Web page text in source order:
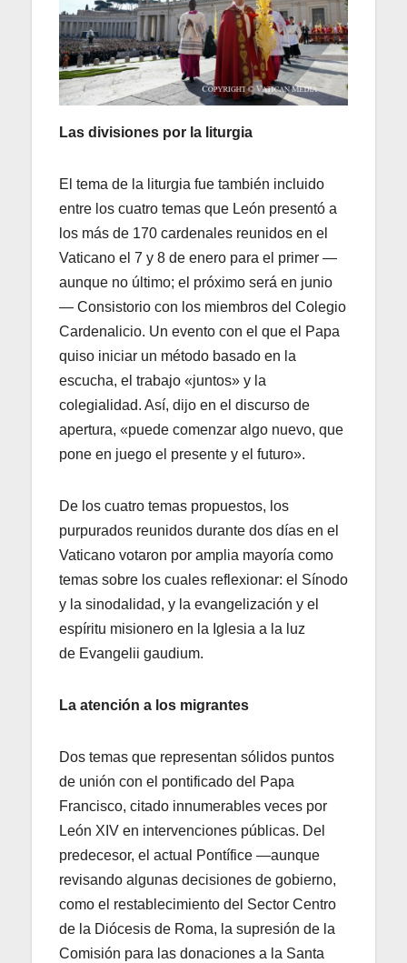
Las divisiones por la liturgia
El tema de la liturgia fue también incluido
entre los cuatro temas que León presentó a
los más de 170 cardenales reunidos en el
Vaticano el 7 y 8 de enero para el primer —
aunque no último; el próximo será en junio
— Consistorio con los miembros del Colegio
Cardenalicio. Un evento con el que el Papa
quiso iniciar un método basado en la
escucha, el trabajo «juntos» y la
colegialidad. Así, dijo en el discurso de
apertura, «puede comenzar algo nuevo, que
pone en juego el presente y el futuro».
De los cuatro temas propuestos, los
purpurados reunidos durante dos días en el
Vaticano votaron por amplia mayoría como
temas sobre los cuales reflexionar: el Sínodo
y la sinodalidad, y la evangelización y el
espíritu misionero en la Iglesia a la luz
de Evangelii gaudium.
La atención a los migrantes
Dos temas que representan sólidos puntos
de unión con el pontificado del Papa
Francisco, citado innumerables veces por
León XIV en intervenciones públicas. Del
predecesor, el actual Pontífice —aunque
revisando algunas decisiones de gobierno,
como el restablecimiento del Sector Centro
de la Diócesis de Roma, la supresión de la
Comisión para las donaciones a la Santa